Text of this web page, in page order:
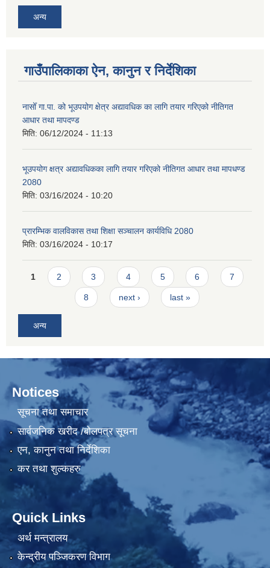
अन्य
गाउँपालिकाका ऐन, कानुन र निर्देशिका
नासोँ गा.पा. को भूउपयोग क्षेत्र अद्यावधिक का लागि तयार गरिएको नीतिगत
आधार तथा मापदण्ड
मिति: 06/12/2024 - 11:13
भूउपयोग क्षत्र अद्यावधिकका लागि तयार गरिएको नीतिगत आधार तथा मापधण्ड
2080
मिति: 03/16/2024 - 10:20
प्रारम्भिक वालविकास तथा शिक्षा सञ्चालन कार्यविधि 2080
मिति: 03/16/2024 - 10:17
Pages
1 2 3 4 5 6 7
8 next › last »
अन्य
Notices
सूचना तथा समाचार
सार्वजनिक खरीद /बोलपत्र सूचना
एन, कानुन तथा निर्देशिका
कर तथा शुल्कहरु
Quick Links
अर्थ मन्त्रालय
केन्द्रीय पञ्जिकरण विभाग